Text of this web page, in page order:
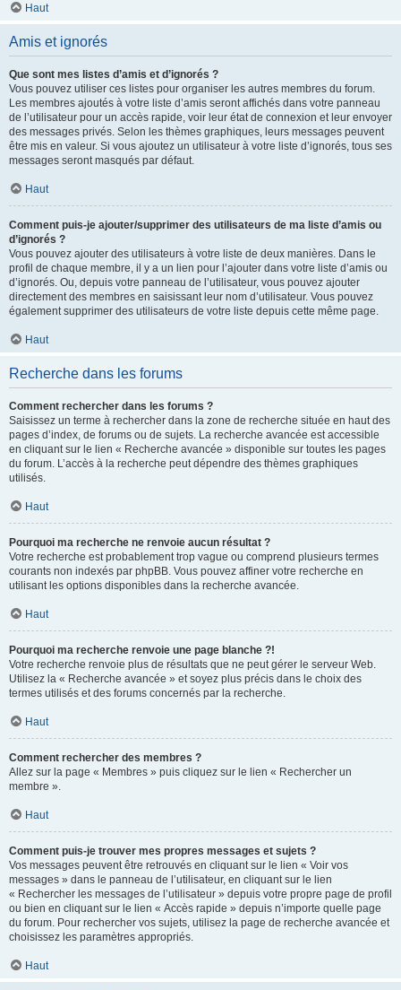
Haut
Amis et ignorés
Que sont mes listes d’amis et d’ignorés ?
Vous pouvez utiliser ces listes pour organiser les autres membres du forum.
Les membres ajoutés à votre liste d’amis seront affichés dans votre panneau
de l’utilisateur pour un accès rapide, voir leur état de connexion et leur envoyer
des messages privés. Selon les thèmes graphiques, leurs messages peuvent
être mis en valeur. Si vous ajoutez un utilisateur à votre liste d’ignorés, tous ses
messages seront masqués par défaut.
Haut
Comment puis-je ajouter/supprimer des utilisateurs de ma liste d’amis ou
d’ignorés ?
Vous pouvez ajouter des utilisateurs à votre liste de deux manières. Dans le
profil de chaque membre, il y a un lien pour l’ajouter dans votre liste d’amis ou
d’ignorés. Ou, depuis votre panneau de l’utilisateur, vous pouvez ajouter
directement des membres en saisissant leur nom d’utilisateur. Vous pouvez
également supprimer des utilisateurs de votre liste depuis cette même page.
Haut
Recherche dans les forums
Comment rechercher dans les forums ?
Saisissez un terme à rechercher dans la zone de recherche située en haut des
pages d’index, de forums ou de sujets. La recherche avancée est accessible
en cliquant sur le lien « Recherche avancée » disponible sur toutes les pages
du forum. L’accès à la recherche peut dépendre des thèmes graphiques
utilisés.
Haut
Pourquoi ma recherche ne renvoie aucun résultat ?
Votre recherche est probablement trop vague ou comprend plusieurs termes
courants non indexés par phpBB. Vous pouvez affiner votre recherche en
utilisant les options disponibles dans la recherche avancée.
Haut
Pourquoi ma recherche renvoie une page blanche ?!
Votre recherche renvoie plus de résultats que ne peut gérer le serveur Web.
Utilisez la « Recherche avancée » et soyez plus précis dans le choix des
termes utilisés et des forums concernés par la recherche.
Haut
Comment rechercher des membres ?
Allez sur la page « Membres » puis cliquez sur le lien « Rechercher un
membre ».
Haut
Comment puis-je trouver mes propres messages et sujets ?
Vos messages peuvent être retrouvés en cliquant sur le lien « Voir vos
messages » dans le panneau de l’utilisateur, en cliquant sur le lien
« Rechercher les messages de l’utilisateur » depuis votre propre page de profil
ou bien en cliquant sur le lien « Accès rapide » depuis n’importe quelle page
du forum. Pour rechercher vos sujets, utilisez la page de recherche avancée et
choisissez les paramètres appropriés.
Haut